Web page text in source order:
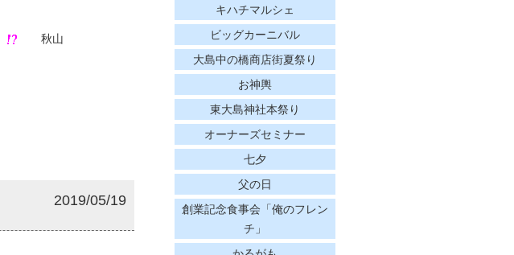
秋山
2019/05/19
キハチマルシェ
ビッグカーニバル
大島中の橋商店街夏祭り
お神輿
東大島神社本祭り
オーナーズセミナー
七夕
父の日
創業記念食事会「俺のフレン
チ」